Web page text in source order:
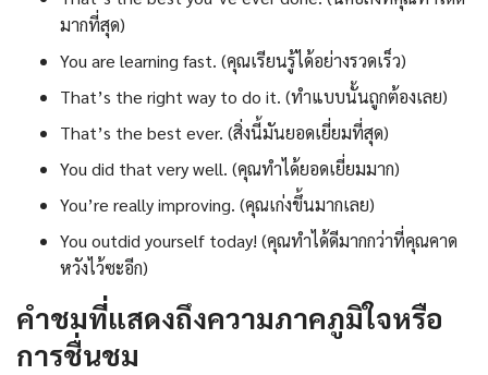
มากที่สุด)
You are learning fast. (คุณเรียนรู้ได้อย่างรวดเร็ว)
That’s the right way to do it. (ทำแบบนั้นถูกต้องเลย)
That’s the best ever. (สิ่งนี้มันยอดเยี่ยมที่สุด)
You did that very well. (คุณทำได้ยอดเยี่ยมมาก)
You’re really improving. (คุณเก่งขึ้นมากเลย)
You outdid yourself today! (คุณทำได้ดีมากกว่าที่คุณคาด
หวังไว้ซะอีก)
คำชมที่แสดงถึงความภาคภูมิใจหรือ
การชื่นชม